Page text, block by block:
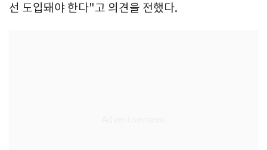
선 도입돼야 한다"고 의견을 전했다.